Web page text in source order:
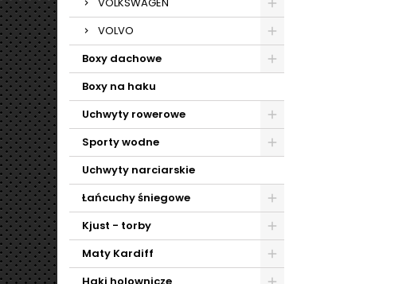
VOLVO
Boxy dachowe
Boxy na haku
Uchwyty rowerowe
Sporty wodne
Uchwyty narciarskie
Łańcuchy śniegowe
Kjust - torby
Maty Kardiff